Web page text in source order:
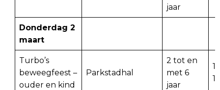
jaar
Donderdag 2
maart
Turbo’s
beweegfeest –
ouder en kind
Parkstadhal
2 tot en
met 6
jaar